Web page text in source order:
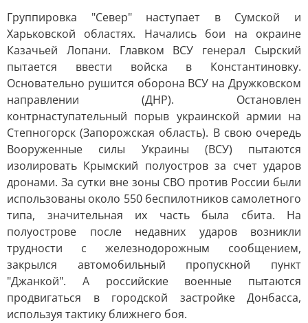
Группировка "Север" наступает в Сумской и
Харьковской областях. Начались бои на окраине
Казачьей Лопани. Главком ВСУ генерал Сырский
пытается ввести войска в Константиновку.
Основательно рушится оборона ВСУ на Дружковском
направлении (ДНР). Остановлен
контрнаступательный порыв украинской армии на
Степногорск (Запорожская область). В свою очередь
Вооруженные силы Украины (ВСУ) пытаются
изолировать Крымский полуостров за счет ударов
дронами. За сутки вне зоны СВО против России были
использованы около 550 беспилотников самолетного
типа, значительная их часть была сбита. На
полуострове после недавних ударов возникли
трудности с железнодорожным сообщением,
закрылся автомобильный пропускной пункт
"Джанкой". А российские военные пытаются
продвигаться в городской застройке Донбасса,
используя тактику ближнего боя.